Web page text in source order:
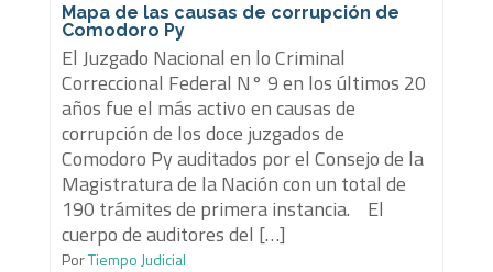
Mapa de las causas de corrupción de
Comodoro Py
El Juzgado Nacional en lo Criminal
Correccional Federal N° 9 en los últimos 20
años fue el más activo en causas de
corrupción de los doce juzgados de
Comodoro Py auditados por el Consejo de la
Magistratura de la Nación con un total de
190 trámites de primera instancia. El
cuerpo de auditores del […]
PorTiempo Judicial